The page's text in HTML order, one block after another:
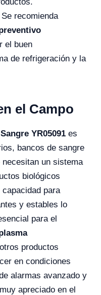
Se recomienda
el buen
de refrigeración y la
el Campo
YR05091 es
bancos de sangre
un sistema
biológicos
para
y estables lo
para el
productos
en condiciones
alarmas avanzado y
apreciado en el